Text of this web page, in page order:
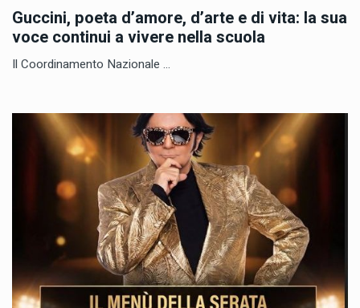
Guccini, poeta d’amore, d’arte e di vita: la sua
voce continui a vivere nella scuola
Il Coordinamento Nazionale ...